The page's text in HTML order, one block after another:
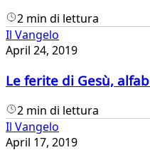
2 min di lettura
Il Vangelo
April 24, 2019
Le ferite di Gesù,
2 min di lettura
Il Vangelo
April 17, 2019